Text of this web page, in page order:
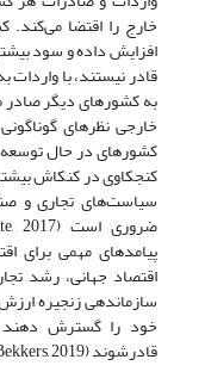
خارج را اقتضا می‌کند.
افزایش داده و سود
قادر نیستند، با
به کشورهای دیگر صادر
خارجی نظرهای
کشورهای در حال
سیاست‌های تجاری و
پیامدهای مهمی برای
اقتصاد جهانی، رشد
سازماندهی زنجیره
خود را گسترش دهند
قادرشوند (Bekkers, 2019).